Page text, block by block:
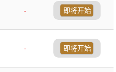
-
即将开始
-
即将开始